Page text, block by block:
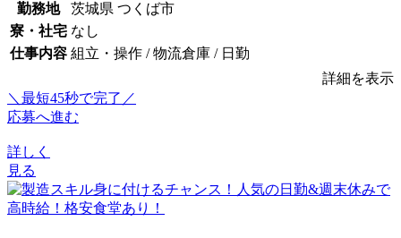
勤務地
茨城県 つくば市
寮・社宅 なし
仕事内容 組立・操作 / 物流倉庫 / 日勤
詳細を表示
＼最短45秒で完了／
応募へ進む
詳しく
見る